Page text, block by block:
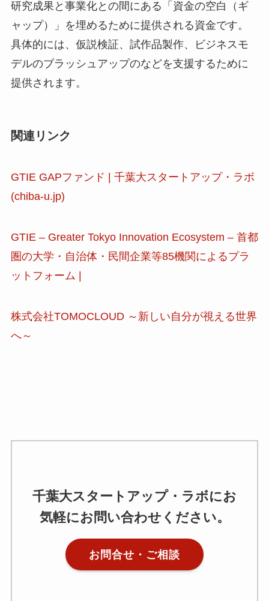
研究成果と事業化との間にある「資金の空白（ギ
ャップ）」を埋めるために提供される資金です。
具体的には、仮説検証、試作品製作、ビジネスモ
デルのブラッシュアップのなどを支援するために
提供されます。
関連リンク
GTIE GAPファンド | 千葉大スタートアップ・ラボ
(chiba-u.jp)
GTIE – Greater Tokyo Innovation Ecosystem – 首都
圏の大学・自治体・民間企業等85機関によるプラ
ットフォーム |
株式会社TOMOCLOUD ～新しい自分が視える世界
へ～
千葉大スタートアップ・ラボにお
気軽にお問い合わせください。
お問合せ・ご相談